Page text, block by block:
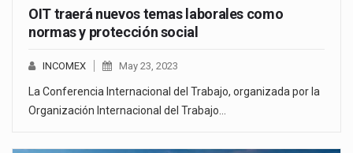
OIT traerá nuevos temas laborales como
normas y protección social
INCOMEX May 23, 2023
La Conferencia Internacional del Trabajo, organizada por la
Organización Internacional del Trabajo…